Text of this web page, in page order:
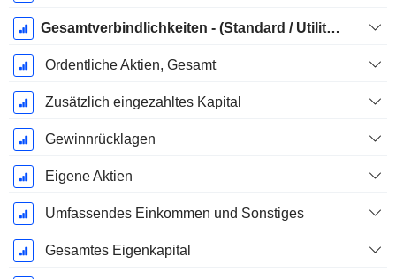
Gesamtverbindlichkeiten - (Standard / Utility Vorlage)
Ordentliche Aktien, Gesamt
Zusätzlich eingezahltes Kapital
Gewinnrücklagen
Eigene Aktien
Umfassendes Einkommen und Sonstiges
Gesamtes Eigenkapital